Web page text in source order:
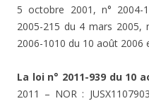
5 octobre 2001, n° 2004-
2005-215 du 4 mars 2005,
2006-1010 du 10 août 2006
La loi n° 2011-939 du 10
2011 – NOR :